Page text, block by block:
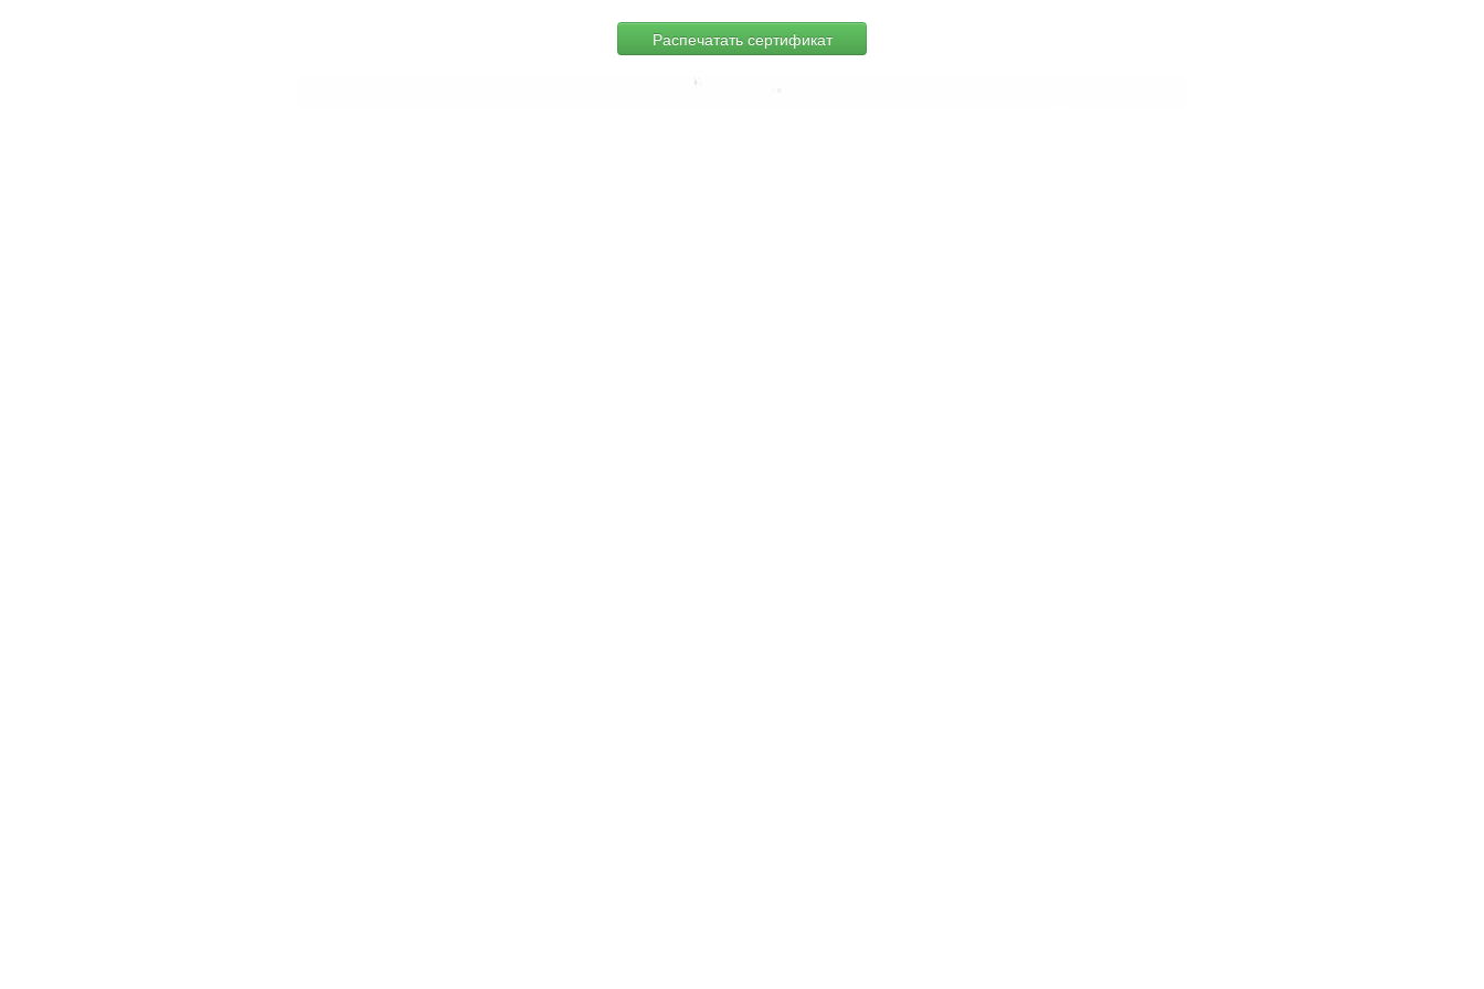
Распечатать сертификат